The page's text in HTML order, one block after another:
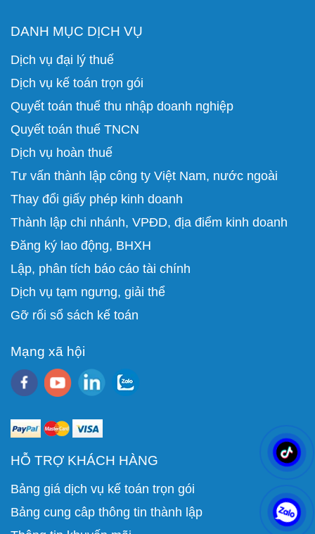
DANH MỤC DỊCH VỤ
Dịch vụ đại lý thuế
Dịch vụ kế toán trọn gói
Quyết toán thuế thu nhập doanh nghiệp
Quyết toán thuế TNCN
Dịch vụ hoàn thuế
Tư vấn thành lập công ty Việt Nam, nước ngoài
Thay đổi giấy phép kinh doanh
Thành lập chi nhánh, VPĐD, địa điểm kinh doanh
Đăng ký lao động, BHXH
Lập, phân tích báo cáo tài chính
Dịch vụ tạm ngưng, giải thể
Gỡ rối sổ sách kế toán
Mạng xã hội
HỖ TRỢ KHÁCH HÀNG
Bảng giá dịch vụ kế toán trọn gói
Bảng cung câp thông tin thành lập